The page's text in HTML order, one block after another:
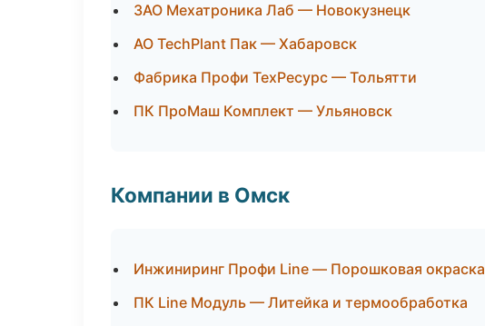
ЗАО Мехатроника Лаб — Новокузнецк
АО TechPlant Пак — Хабаровск
Фабрика Профи ТехРесурс — Тольятти
ПК ПроМаш Комплект — Ульяновск
Компании в Омск
Инжиниринг Профи Line — Порошковая окраска
ПК Line Модуль — Литейка и термообработка